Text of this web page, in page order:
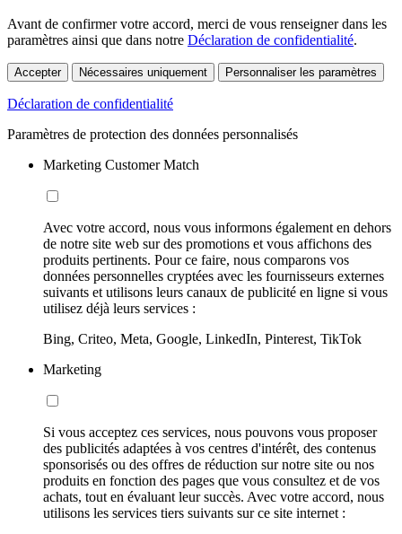
Avant de confirmer votre accord, merci de vous renseigner dans les
paramètres ainsi que dans notre Déclaration de confidentialité.
Accepter Nécessaires uniquement Personnaliser les paramètres
Déclaration de confidentialité
Paramètres de protection des données personnalisés
Marketing Customer Match
Avec votre accord, nous vous informons également en dehors
de notre site web sur des promotions et vous affichons des
produits pertinents. Pour ce faire, nous comparons vos
données personnelles cryptées avec les fournisseurs externes
suivants et utilisons leurs canaux de publicité en ligne si vous
utilisez déjà leurs services :
Bing, Criteo, Meta, Google, LinkedIn, Pinterest, TikTok
Marketing
Si vous acceptez ces services, nous pouvons vous proposer
des publicités adaptées à vos centres d'intérêt, des contenus
sponsorisés ou des offres de réduction sur notre site ou nos
produits en fonction des pages que vous consultez et de vos
achats, tout en évaluant leur succès. Avec votre accord, nous
utilisons les services tiers suivants sur ce site internet :